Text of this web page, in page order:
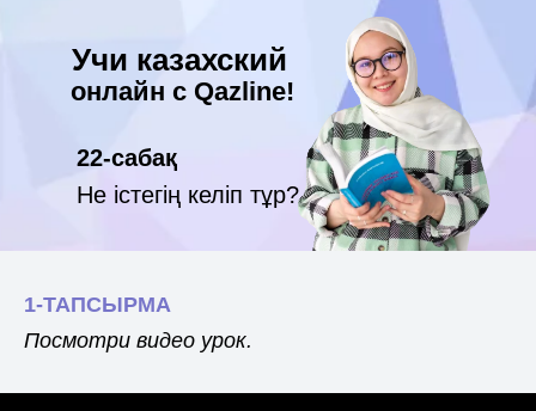
Учи казахский
онлайн с Qazline!
22-сабақ
Не істегің келіп тұр?
1-ТАПСЫРМА
Посмотри видео урок.